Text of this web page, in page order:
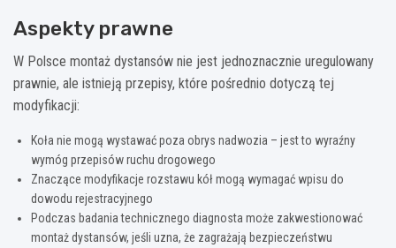
Aspekty prawne
W Polsce montaż dystansów nie jest jednoznacznie uregulowany
prawnie, ale istnieją przepisy, które pośrednio dotyczą tej
modyfikacji:
Koła nie mogą wystawać poza obrys nadwozia – jest to wyraźny
wymóg przepisów ruchu drogowego
Znaczące modyfikacje rozstawu kół mogą wymagać wpisu do
dowodu rejestracyjnego
Podczas badania technicznego diagnosta może zakwestionować
montaż dystansów, jeśli uzna, że zagrażają bezpieczeństwu